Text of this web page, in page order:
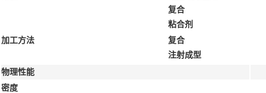
复合
粘合剂
加工方法
复合
注射成型
物理性能
密度